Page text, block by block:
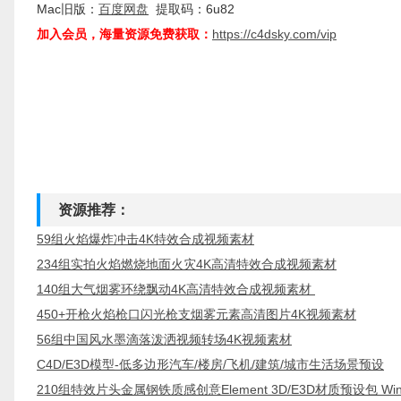
Mac旧版： 百度网盘 提取码：6u82
加入会员，海量资源免费获取： https://c4dsky.com/vip
资源推荐：
59组火焰爆炸冲击4K特效合成视频素材
234组实拍火焰燃烧地面火灾4K高清特效合成视频素材
140组大气烟雾环绕飘动4K高清特效合成视频素材
450+开枪火焰枪口闪光枪支烟雾元素高清图片4K视频素材
56组中国风水墨滴落泼洒视频转场4K视频素材
C4D/E3D模型-低多边形汽车/楼房/飞机/建筑/城市生活场景预设
210组特效片头金属钢铁质感创意Element 3D/E3D材质预设包